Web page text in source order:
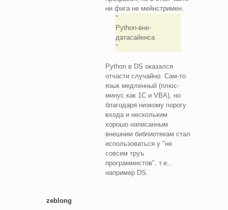
ни фига не мейнстримен.
Python-вне-
датасайенса
Python в DS оказался
отчасти случайно. Сам-то
язык медленный (плюс-
минус как 1C и VBA), но
благодаря низкому порогу
входа и нескольким
хорошо написанным
внешним библиотекам стал
использоваться у "не
совсем труъ
программистов", т.е.,
например DS.
zeblong